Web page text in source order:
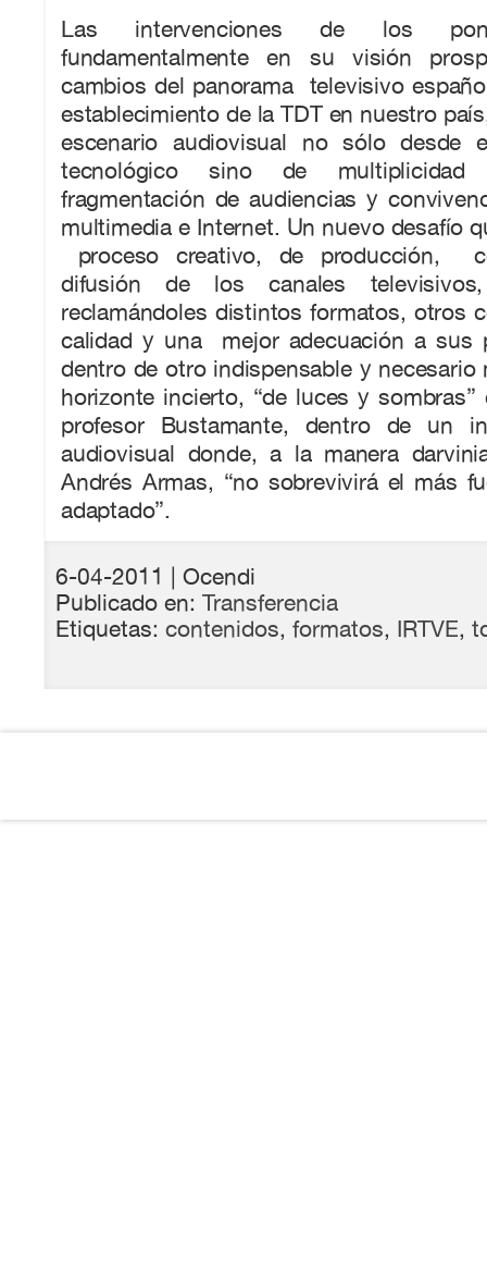
Las intervenciones de los
fundamentalmente en su visión
cambios del panorama televisivo
establecimiento de la TDT en nuestro
escenario audiovisual no sólo desde
tecnológico sino de multiplicidad
fragmentación de audiencias y
multimedia e Internet. Un nuevo desafío
proceso creativo, de producción,
difusión de los canales
reclamándoles distintos formatos, otros
calidad y una mejor adecuación a sus
dentro de otro indispensable y necesario
horizonte incierto, “de luces y
profesor Bustamante, dentro de un
audiovisual donde, a la manera
Andrés Armas, “no sobrevivirá el más
adaptado”.
6-04-2011 | Ocendi
Publicado en: Transferencia
Etiquetas: contenidos, formatos, IRTVE,